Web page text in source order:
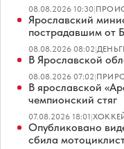
08.08.2026 10:30|
Ярославский
пострадавшим от
08.08.2026 08:02|
В Ярославской
08.08.2026 07:02|
В ярославской
чемпионский стяг
07.08.2026 18:01|
Опубликовано
сбила